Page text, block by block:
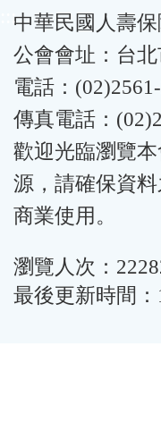
:::中華民國人壽
公會會址：台
電話：
傳真電話：
歡迎光臨瀏覽
源，請確保資
商業使用。
瀏覽人次：
最後更新時間：